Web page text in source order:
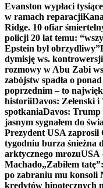
Evanston wypłaci
w ramach reparacji
Ridge. 10 ofiar
policji 20 lat temu:
Epstein był obrzydliwy”
dymisję ws.
rozmowy w Abu Zabi
zabójstw spadła o
poprzednim – to
historiiDavos: Zełenski
spotkaniaDavos: Trump
jasnym sygnałem do
Prezydent USA
tygodniu burza śnieżna
arktycznego mrozuUSA
Machado„Zabiłem
po zabraniu mu konsoli
kredytów hipotecznych